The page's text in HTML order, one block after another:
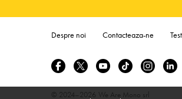
Despre noi Contacteaza-ne
© 2024–2026 We Are Mono srl